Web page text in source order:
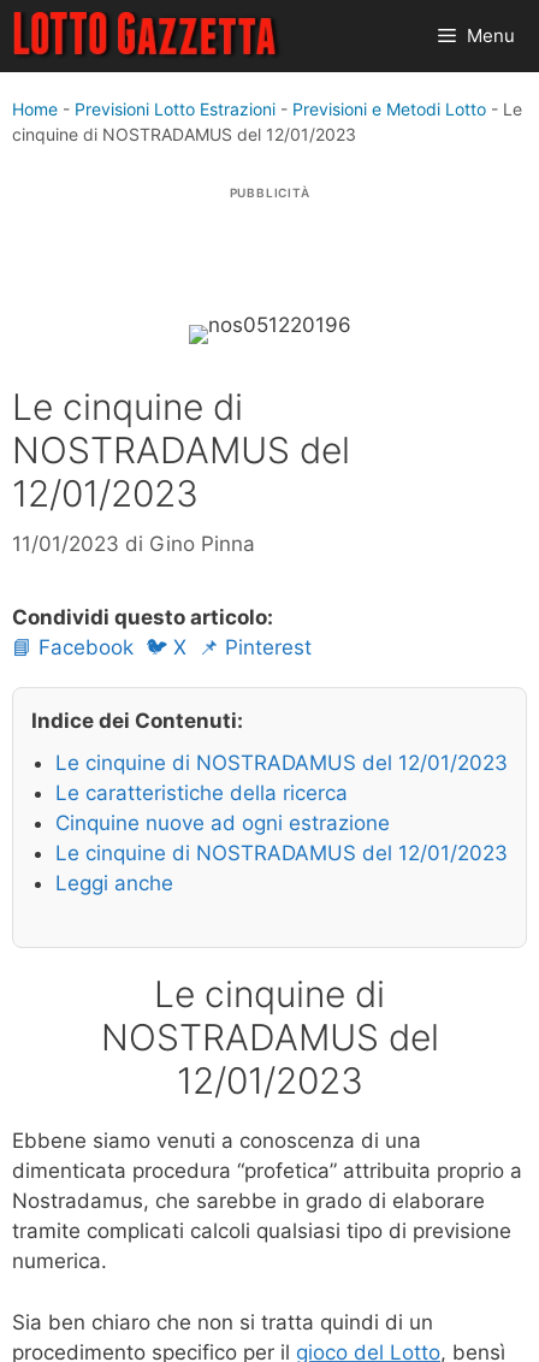
Vai
contenuto
Menu
Home - Previsioni Lotto Estrazioni - Previsioni e Metodi Lotto - Le
cinquine di NOSTRADAMUS del 12/01/2023
PUBBLICITÀ
Le cinquine di
NOSTRADAMUS del
12/01/2023
11/01/2023 di Gino Pinna
Condividi questo articolo:
📘 Facebook 🐦 X 📌 Pinterest
Indice dei Contenuti:
Le cinquine di NOSTRADAMUS del 12/01/2023
Le caratteristiche della ricerca
Cinquine nuove ad ogni estrazione
Le cinquine di NOSTRADAMUS del 12/01/2023
Leggi anche
Le cinquine di
NOSTRADAMUS del
12/01/2023
Ebbene siamo venuti a conoscenza di una
dimenticata procedura “profetica” attribuita proprio a
Nostradamus, che sarebbe in grado di elaborare
tramite complicati calcoli qualsiasi tipo di previsione
numerica.
Sia ben chiaro che non si tratta quindi di un
procedimento specifico per il gioco del Lotto, bensì